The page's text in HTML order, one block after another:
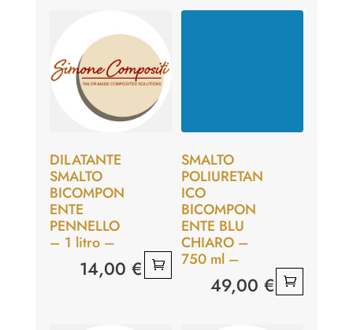
DILATANTE
SMALTO
BICOMPON
ENTE
PENNELLO
– 1 litro –
14,00 €
SMALTO
POLIURETAN
ICO
BICOMPON
ENTE BLU
CHIARO –
750 ml –
49,00€